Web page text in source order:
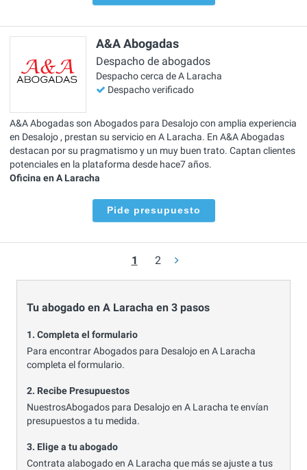
A&A Abogadas
Despacho de abogados
Despacho cerca de A Laracha
Despacho verificado
A&A Abogadas son Abogados para Desalojo con amplia experiencia
en Desalojo , prestan su servicio en A Laracha. En A&A Abogadas
destacan por su pragmatismo y un muy buen trato. Captan clientes
potenciales en la plataforma desde hace7 años.
Oficina en A Laracha
Pide presupuesto
1 2
Tu abogado en A Laracha en 3 pasos
1. Completa el formulario
Para encontrar Abogados para Desalojo en A Laracha
completa el formulario.
2. Recibe Presupuestos
NuestrosAbogados para Desalojo en A Laracha te envían
presupuestos a tu medida.
3. Elige a tu abogado
Contrata alabogado en A Laracha que más se ajuste a tus